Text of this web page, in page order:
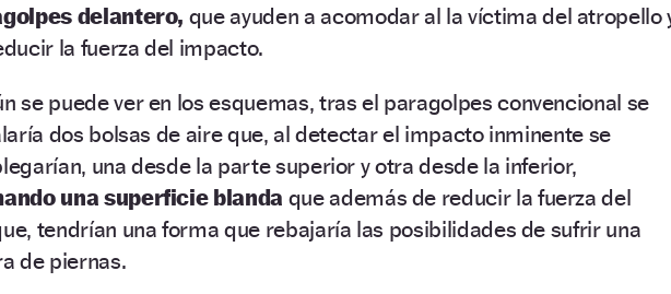
delantero, que ayuden a acomodar al la víctima del atropello
la fuerza del impacto.
se puede ver en los esquemas, tras el paragolpes convencional se
dos bolsas de aire que, al detectar el impacto inminente se
una desde la parte superior y otra desde la inferior,
una superficie blanda que además de reducir la fuerza del
tendrían una forma que rebajaría las posibilidades de sufrir una
de piernas.